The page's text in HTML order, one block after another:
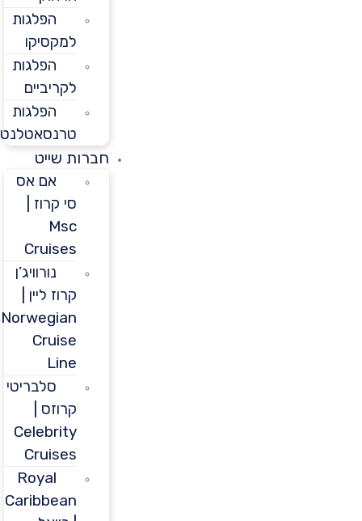
הפלגות
למקסיקו
הפלגות
לקריביים
הפלגות
טרנסאטלנטיות
חברות שייט
אם אס
סי קרוז |
Cruises
נורוויג’ן
קרוז ליין |
Norwegian
Cruise
סלבריטי
קרוזס |
Celebrity
Cruises
Royal
Caribbean